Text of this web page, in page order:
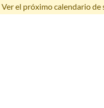
Ver el próximo calendario de